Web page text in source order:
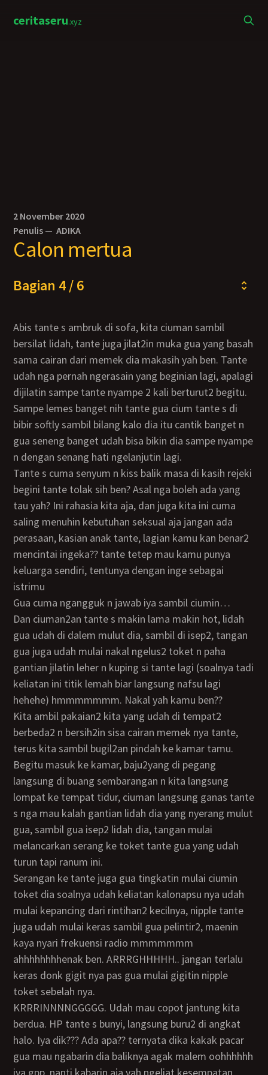
ceritaseru.xyz
2 November 2020
Penulis —ADIKA
Calon mertua
Bagian 4 / 6
Abis tante s ambruk di sofa, kita ciuman sambil
bersilat lidah, tante juga jilat2in muka gua yang basah
sama cairan dari memek dia makasih yah ben. Tante
udah nga pernah ngerasain yang beginian lagi, apalagi
dijilatin sampe tante nyampe 2 kali berturut2 begitu.
Sampe lemes banget nih tante gua cium tante s di
bibir softly sambil bilang kalo dia itu cantik banget n
gua seneng banget udah bisa bikin dia sampe nyampe
n dengan senang hati ngelanjutin lagi.
Tante s cuma senyum n kiss balik masa di kasih rejeki
begini tante tolak sih ben? Asal nga boleh ada yang
tau yah? Ini rahasia kita aja, dan juga kita ini cuma
saling menuhin kebutuhan seksual aja jangan ada
perasaan, kasian anak tante, lagian kamu kan benar2
mencintai ingeka?? tante tetep mau kamu punya
keluarga sendiri, tentunya dengan inge sebagai
istrimu
Gua cuma ngangguk n jawab iya sambil ciumin…
dan ciuman2an tante s makin lama makin hot, lidah
gua udah di dalem mulut dia, sambil di isep2, tangan
gua juga udah mulai nakal ngelus2 toket n paha
gantian jilatin leher n kuping si tante lagi (soalnya tadi
keliatan ini titik lemah biar langsung nafsu lagi
hehehe) hmmmmmmm. Nakal yah kamu ben??
Kita ambil pakaian2 kita yang udah di tempat2
berbeda2 n bersih2in sisa cairan memek nya tante,
terus kita sambil bugil2an pindah ke kamar tamu.
Begitu masuk ke kamar, baju2yang di pegang
langsung di buang sembarangan n kita langsung
lompat ke tempat tidur, ciuman langsung ganas tante
s nga mau kalah gantian lidah dia yang nyerang mulut
gua, sambil gua isep2 lidah dia, tangan mulai
melancarkan serang ke toket tante gua yang udah
turun tapi ranum ini.
Serangan ke tante juga gua tingkatin mulai ciumin
toket dia soalnya udah keliatan kalonapsu nya udah
mulai kepancing dari rintihan2 kecilnya, nipple tante
juga udah mulai keras sambil gua pelintir2, maenin
kaya nyari frekuensi radio mmmmmmm
ahhhhhhhhenak ben. ARRRGHHHHH.. jangan terlalu
keras donk gigit nya pas gua mulai gigitin nipple
toket sebelah nya.
KRRRINNNNGGGGG. Udah mau copot jantung kita
berdua. HP tante s bunyi, langsung buru2 di angkat
halo. Iya dik??? Ada apa?? ternyata dika kakak pacar
gua mau ngabarin dia baliknya agak malem oohhhhhh